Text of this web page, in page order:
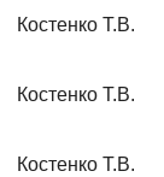
Костенко Т.В.
Костенко Т.В.
Костенко Т.В.